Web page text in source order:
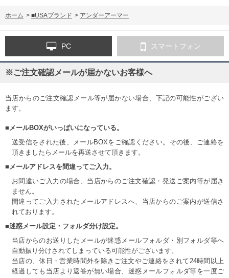
ホーム > ■USAブランド > アンダーアーマー
PC スマートフォン
※ご注文確認メールが届かないお客様へ
当店からのご注文確認メール等が届かない場合、下記の可能性がござい
ます。
■メールBOXがいっぱいになっている。
送受信をされた後、メールBOXをご確認ください。その後、ご連絡を
頂きましたらメールを再送させて頂きます。
■メールアドレスを間違ってご入力。
お間違いご入力の場合、当店からのご注文確認・発送ご案内等が届き
ません。
間違ってご入力されたメールアドレスへ、当店からのご案内が送信さ
れております。
■迷惑メール設定・フォルダ分け設定。
当店からのお送りしたメールが迷惑メールフォルダ・別フォルダ等へ
自動振り分けされてしまっている可能性がございます。
当店の、休日・営業時間外を除きご注文やご連絡をされて24時間以上
経過しても当店より返答が無い場合、迷惑メールフォルダ等を一度ご